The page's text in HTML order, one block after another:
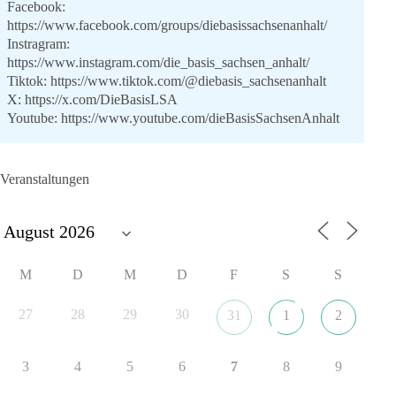
Facebook:
https://www.facebook.com/groups/diebasissachsenanhalt/
Instragram:
https://www.instagram.com/die_basis_sachsen_anhalt/
Tiktok: https://www.tiktok.com/@diebasis_sachsenanhalt
X: https://x.com/DieBasisLSA
Youtube: https://www.youtube.com/dieBasisSachsenAnhalt
lohnt, dieBasis zu wählen.
22 Auf Facebook ansehen
Veranstaltungen
M D M D F S S
27 28 29 30 31 1 2
3 4 5 6 7 8 9